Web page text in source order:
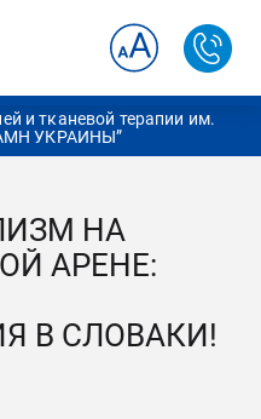
и тканевой терапии им.
УКРАИНЫ”
НА
АРЕНЕ:
В СЛОВАКИ!